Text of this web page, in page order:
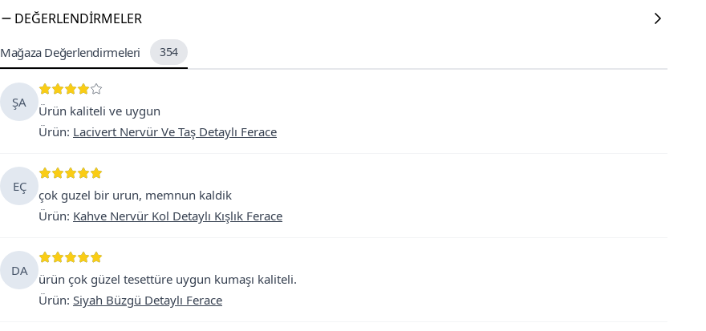
DEĞERLENDIRMELER
Mağaza Değerlendirmeleri 354
ŞA
Ürün kaliteli ve uygun
Ürün: Lacivert Nervür Ve Taş Detaylı Ferace
EÇ
çok guzel bir urun, memnun kaldik
Ürün: Kahve Nervür Kol Detaylı Kışlık Ferace
DA
ürün çok güzel tesettüre uygun kumaşı kaliteli.
Ürün: Siyah Büzgü Detaylı Ferace